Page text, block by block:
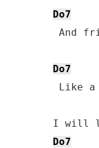
Do7
And
Do7
Like a
Do7